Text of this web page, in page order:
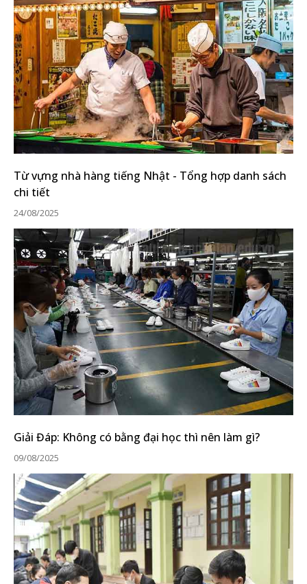
Từ vựng nhà hàng tiếng Nhật - Tổng hợp danh sách
chi tiết
24/08/2025
Giải Đáp: Không có bằng đại học thì nên làm gì?
09/08/2025